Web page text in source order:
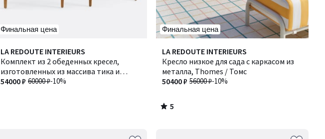
Финальная цена
LA REDOUTE INTERIEURS
Комплект из 2 обеденных кресел,
изготовленных из массива тика и
плетеной смолы, BIANCA / БИАНКА
60000 ₽-10%
54000 ₽
Финальная цена
LA REDOUTE INTERIEURS
Кресло низкое для сада с каркасом из
металла, Thomes / Томс
56000 ₽-10%
50400 ₽
5
/
5
5
/